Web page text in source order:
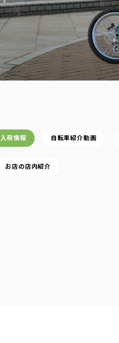
入荷情報 自転車紹介動画
お店の店内紹介